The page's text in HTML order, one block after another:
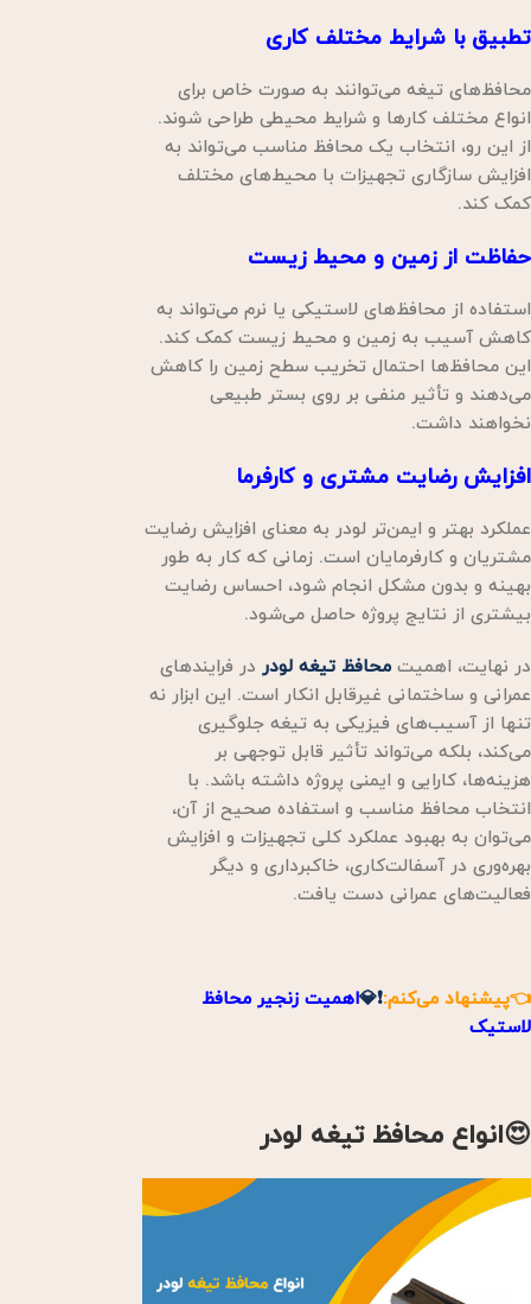
تطبیق با شرایط مختلف کاری
محافظ‌های تیغه می‌توانند به صورت خاص برای
انواع مختلف کارها و شرایط محیطی طراحی شوند.
از این رو، انتخاب یک محافظ مناسب می‌تواند به
افزایش سازگاری تجهیزات با محیط‌های مختلف
کمک کند.
حفاظت از زمین و محیط زیست
استفاده از محافظ‌های لاستیکی یا نرم می‌تواند به
کاهش آسیب به زمین و محیط زیست کمک کند.
این محافظ‌ها احتمال تخریب سطح زمین را کاهش
می‌دهند و تأثیر منفی بر روی بستر طبیعی
نخواهند داشت.
افزایش رضایت مشتری و کارفرما
عملکرد بهتر و ایمن‌تر لودر به معنای افزایش رضایت
مشتریان و کارفرمایان است. زمانی که کار به طور
بهینه و بدون مشکل انجام شود، احساس رضایت
بیشتری از نتایج پروژه حاصل می‌شود.
در نهایت، اهمیت محافظ تیغه لودر در فرایندهای
عمرانی و ساختمانی غیرقابل انکار است. این ابزار نه
تنها از آسیب‌های فیزیکی به تیغه جلوگیری
می‌کند، بلکه می‌تواند تأثیر قابل توجهی بر
هزینه‌ها، کارایی و ایمنی پروژه داشته باشد. با
انتخاب محافظ مناسب و استفاده صحیح از آن،
می‌توان به بهبود عملکرد کلی تجهیزات و افزایش
بهره‌وری در آسفالت‌کاری، خاکبرداری و دیگر
فعالیت‌های عمرانی دست یافت.
👈پیشنهاد می‌کنم:❗💎اهمیت زنجیر محافظ
لاستیک
😍انواع محافظ تیغه لودر